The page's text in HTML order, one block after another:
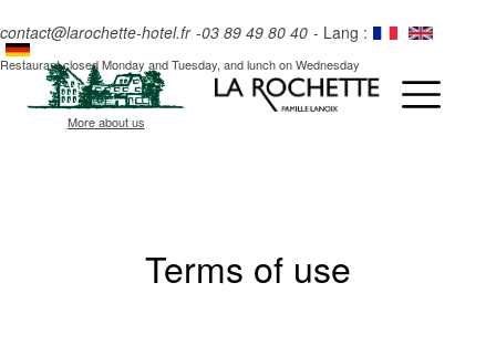
More about us
contact@larochette-hotel.fr -03 89 49 80 40 - Lang :
Restaurant closed Monday and Tuesday, and lunch on Wednesday
Terms of use